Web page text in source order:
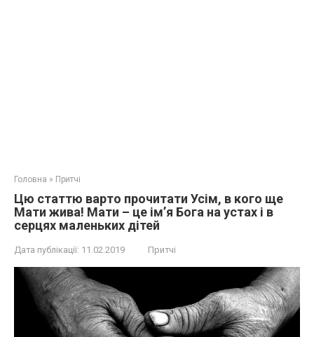
Головна » Притчі
Цю статтю варто прочитати Усім, в кого ще
Мати жива! Мати – це ім’я Бога на устах і в
серцях маленьких дітей
Дата публікації: 11.02.2019 Притчі